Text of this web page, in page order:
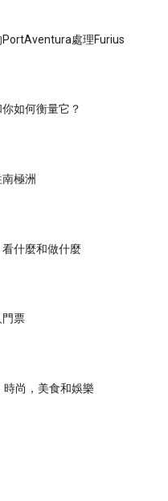
處理Furius
如何衡量它？
極洲
什麼和做什麼
門票
尚，美食和娛樂